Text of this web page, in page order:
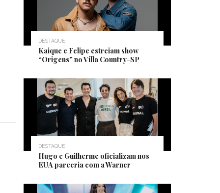
DESTAQUE
Kaique e Felipe estreiam show
“Origens” no Villa Country-SP
DESTAQUE
Hugo e Guilherme oficializam nos
EUA parceria com a Warner